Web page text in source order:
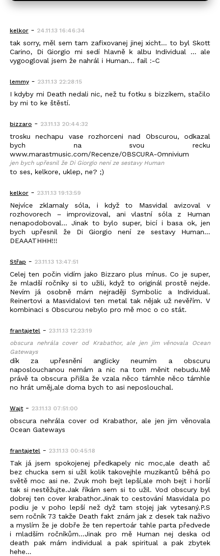
kelkor - 24.11.13 16:46:34
tak sorry, měl sem tam zafixovanej jinej xicht... to byl Skott
Carino, Di Giorgio mi sedí hlavně k albu Individual ... ale
vygoogloval jsem že nahrál i Human... fail :-C
lemmy - 23.11.13 22:28:15
I kdyby mi Death nedali nic, než tu fotku s bizzíkem, stačilo
by mi to ke štěstí.
bizzaro - 23.11.13 20:44:32
trosku nechapu vase rozhorceni nad Obscurou, odkazal
bych na svou recku
www.marastmusic.com/Recenze/OBSCURA-Omnivium
jen bych upřesnil že Di Giorgio není ze sestavy Human
to ses, kelkore, uklep, ne? ;)
kelkor - 23.11.13 19:13:59
Nejvíce zklamaly sóla, i když to Masvidal avizoval v
rozhovorech – improvizoval, ani vlastní sóla z Human
nenapodoboval... Jinak to bylo super, bicí i basa ok, jen
bych upřesnil že Di Giorgio není ze sestavy Human...
DEAAATHHH!!!
Střap - 23.11.13 13:47:51
Celej ten počin vidím jako Bizzaro plus mínus. Co je super,
že mladší ročníky si to užili, když to originál prostě nejde.
Nevím já osobně mám nejraději Symbolic a Individual.
Reinertovi a Masvidalovi ten metal tak nějak už nevěřím. V
kombinaci s Obscurou nebylo pro mě moc o co stát.
frantajetel - 23.11.13 12:23:19
obscura nehrála cover od Krabathor, ale jen jim věnovala Ocean
Gateways
dík za upřesnění anglicky neumím a obscuru
naposlouchanou nemám a nic na tom měnit nebudu.Mě
právě ta obscura přišla že vzala něco támhle něco támhle
no hrát uměj,ale doma bych to asi neposlouchal.
Wajt- 23.11.13 07:51:00
obscura nehrála cover od Krabathor, ale jen jim věnovala
Ocean Gateways
frantajetel - 23.11.13 00:45:18
Tak já jsem spokojenej předkapely nic moc,ale death ač
bez chucka sem si užil kolik takovejhle muzikantů běhá po
světě moc asi ne. Zvuk moh bejt lepší,ale moh bejt i horší
tak si nestěžujte.Jak říkám sem si to užil. Vod obscury byl
dobrej ten cover krabathor.Jinak to cestování Masvidala po
podiu je v poho lepší než dyž tam stojej jak vytesaný.P.S
sem ročník 73 takže Death fakt znám jak z desek tak naživo
a myslím že je dobře že ten repertoár tahle parta předvede
i mladším ročníkům...Jinak pro mě Human nej deska od
death pak mám individual a pak spiritual a pak zbytek
hehe...